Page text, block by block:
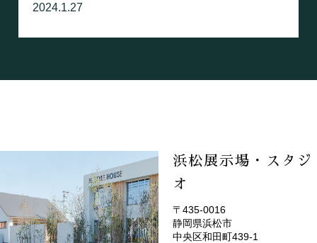
2024.1.27
浜松展示場・スタジ
オ
(EMOTOP浜松)
〒435-0016
静岡県浜松市
中央区和田町439-1